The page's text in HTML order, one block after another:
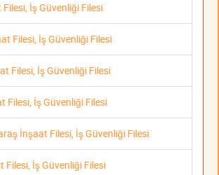
İş Güvenliği Filesi
Filesi, İş Güvenliği Filesi
Filesi, İş Güvenliği Filesi
Filesi, İş Güvenliği Filesi
İnşaat Filesi, İş Güvenliği Filesi
Filesi, İş Güvenliği Filesi